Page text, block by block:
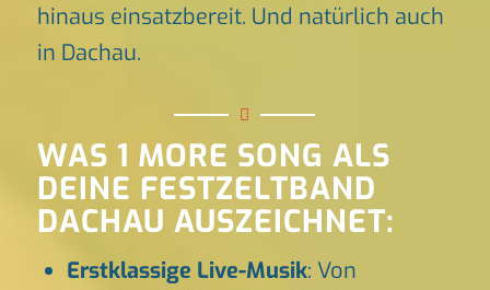
hinaus einsatzbereit. Und natürlich auch
in Dachau.
WAS 1 MORE SONG ALS
DEINE FESTZELTBAND
DACHAU AUSZEICHNET:
Erstklassige Live-Musik: Von